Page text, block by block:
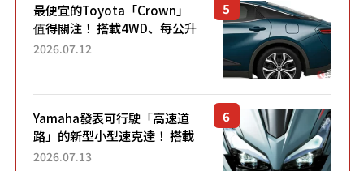
最便宜的Toyota「Crown」
值得關注！ 搭載4WD、每公升
22.4公里低油耗表現超亮眼！
2026.07.12
Yamaha發表可行駛「高速道
路」的新型小型速克達！ 搭載
能享受超強勁「渦輪感」的動
2026.07.13